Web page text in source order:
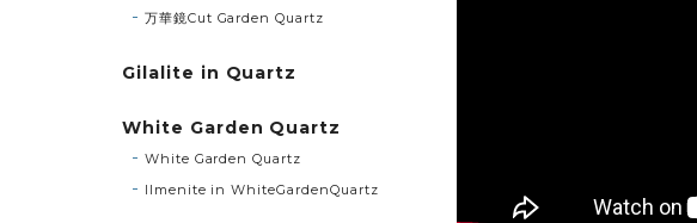
万華鏡Cut Garden Quartz
Gilalite in Quartz
White Garden Quartz
White Garden Quartz
Ilmenite in WhiteGardenQuartz